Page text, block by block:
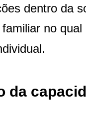
dentro da
familiar no
da